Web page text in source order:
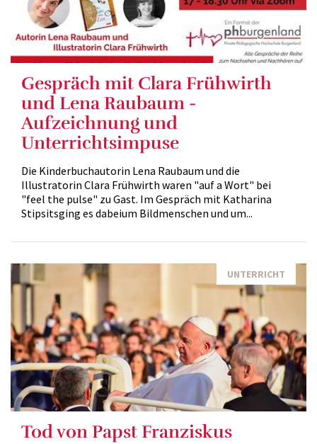
Gespräch mit Clara Frühwirth
und Lena Raubaum -
Aufzeichnung und
Unterrichtsimpuse
Die Kinderbuchautorin Lena Raubaum und die
Illustratorin Clara Frühwirth waren "auf a Wort" bei
"feel the pulse" zu Gast. Im Gespräch mit Katharina
Stipsitsging es dabeium Bildmenschen und um...
UNTERRICHT
Tod von Papst Franziskus